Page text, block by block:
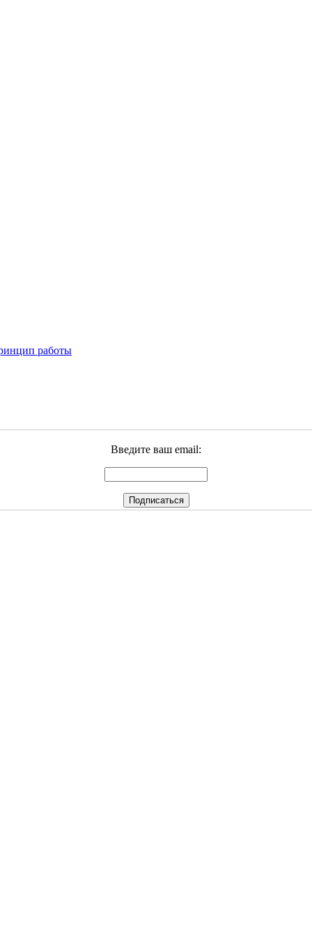
работы
Введите ваш email: